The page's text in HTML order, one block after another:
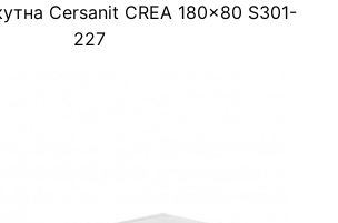
Cersanit CREA 180x80 S301-
227